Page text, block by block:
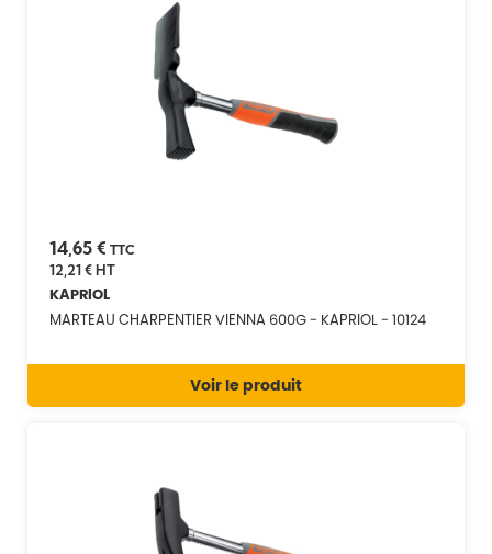
14,65 € TTC
12,21 €HT
KAPRIOL
MARTEAU CHARPENTIER VIENNA 600G - KAPRIOL - 10124
Voir le produit